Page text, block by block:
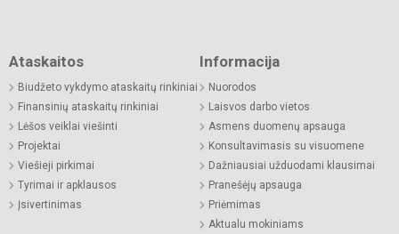
Ataskaitos
Biudžeto vykdymo ataskaitų rinkiniai
Finansinių ataskaitų rinkiniai
Lėšos veiklai viešinti
Projektai
Viešieji pirkimai
Tyrimai ir apklausos
Įsivertinimas
Informacija
Nuorodos
Laisvos darbo vietos
Asmens duomenų apsauga
Konsultavimasis su visuomene
Dažniausiai užduodami klausimai
Pranešėjų apsauga
Priėmimas
Aktualu mokiniams